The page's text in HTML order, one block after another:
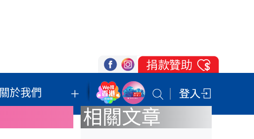
關於我們 我們的立場 登記支持 聯絡我們
相關文章